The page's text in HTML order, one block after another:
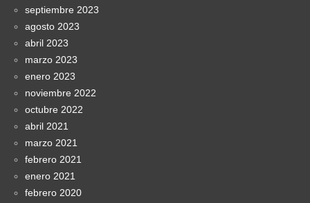
septiembre 2023
agosto 2023
abril 2023
marzo 2023
enero 2023
noviembre 2022
octubre 2022
abril 2021
marzo 2021
febrero 2021
enero 2021
febrero 2020